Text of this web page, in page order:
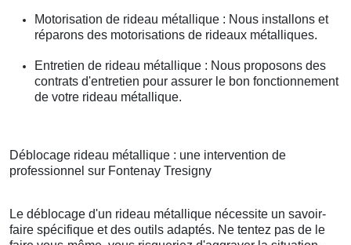
Motorisation de rideau métallique : Nous installons et
réparons des motorisations de rideaux métalliques.
Entretien de rideau métallique : Nous proposons des
contrats d'entretien pour assurer le bon fonctionnement
de votre rideau métallique.
Déblocage rideau métallique : une intervention de
professionnel sur Fontenay Tresigny
Le déblocage d'un rideau métallique nécessite un savoir-
faire spécifique et des outils adaptés. Ne tentez pas de le